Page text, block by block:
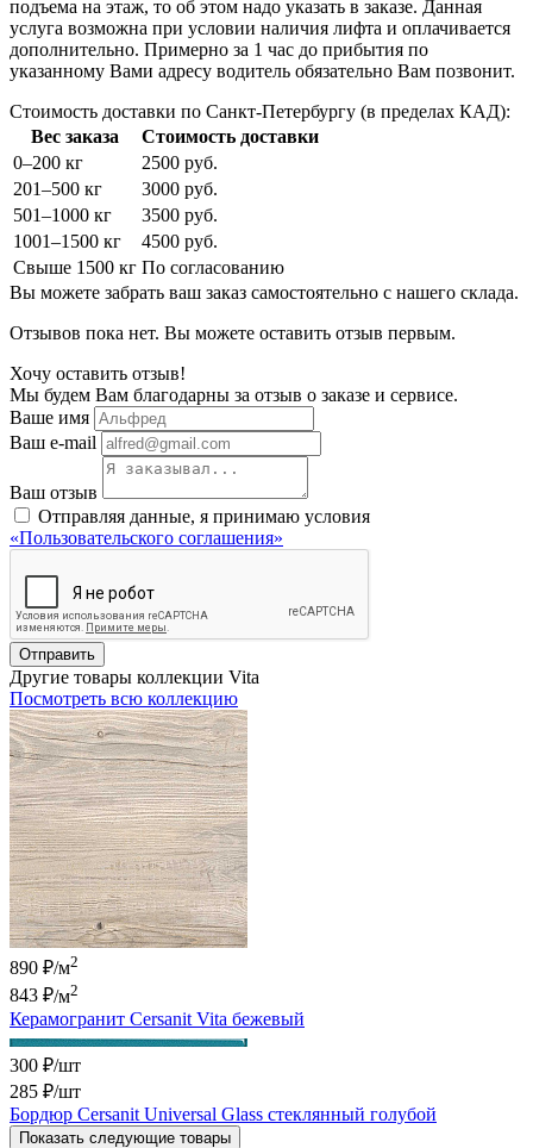
подъема на этаж, то об этом надо указать в заказе. Данная
услуга возможна при условии наличия лифта и оплачивается
дополнительно. Примерно за 1 час до прибытия по
указанному Вами адресу водитель обязательно Вам позвонит.
Стоимость доставки по Санкт-Петербургу (в пределах КАД):
Вес заказа
Стоимость доставки
0–200 кг
2500 руб.
201–500 кг
3000 руб.
501–1000 кг
3500 руб.
1001–1500 кг
4500 руб.
Свыше 1500 кг По согласованию
Вы можете забрать ваш заказ самостоятельно с нашего склада.
Отзывов пока нет. Вы можете оставить отзыв первым.
Хочу оставить отзыв!
Мы будем Вам благодарны за отзыв о заказе и сервисе.
Ваше имя
Ваш e-mail
Ваш отзыв
Отправляя данные, я принимаю условия
«Пользовательского соглашения»
Отправить
Другие товары коллекции Vita
Посмотреть всю коллекцию
890 ₽/м2
843 ₽/м2
Керамогранит Cersanit Vita бежевый
300 ₽/шт
285 ₽/шт
Бордюр Cersanit Universal Glass стеклянный голубой
Показать следующие товары